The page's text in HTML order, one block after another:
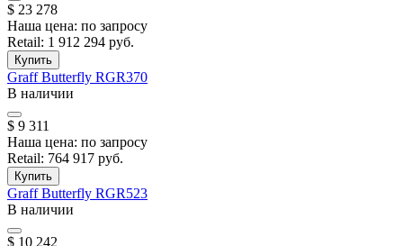
$ 23 278
Наша цена: по запросу
Retail: 1 912 294 руб.
Купить
GraffButterfly RGR370
В наличии
$ 9 311
Наша цена: по запросу
Retail: 764 917 руб.
Купить
GraffButterfly RGR523
В наличии
$ 10 242